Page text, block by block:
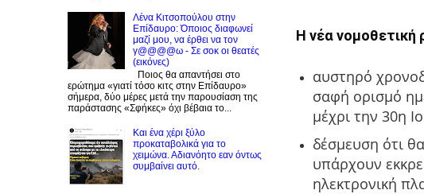
Η νέα νομοθετική
αυστηρό
σαφή ορισμό
μέχρι την 30η
δέσμευση ότι
υπάρχουν
ηλεκτρονική
Λένα Κιτσοπούλου στην
Επίδαυρο: Όποιος διαφωνεί
μαζί μου, να έρθει να τον
γ@@@@ω - Σε σοκ οι θεατές
(εικόνες)
Ποιος θα απαντήσει στο
ερώτημα «γιατί τόσο κιτς στην Επίδαυρο»
σήμερα, δύο μέρες μετά την παρουσίαση της
παράστασης «Σφήκες» όχι βέβαια το...
Και ένα χέρι ξύλο
προκαταβολικά για το
χειμώνα. Αδιανόητο εαν όντως
συμβαίνει αυτό.